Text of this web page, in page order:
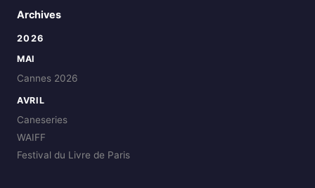
Archives
2026
MAI
Cannes 2026
AVRIL
Caneseries
WAIFF
Festival du Livre de Paris